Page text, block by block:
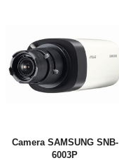
Camera SAMSUNG SNB-
6003P